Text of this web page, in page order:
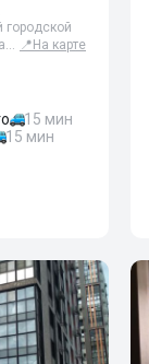
городской
📍 На карте
15 мин
15 мин